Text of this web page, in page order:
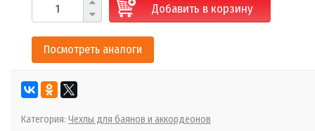
Добавить в корзину
Посмотреть аналоги
Категория: Чехлы для баянов и аккордеонов